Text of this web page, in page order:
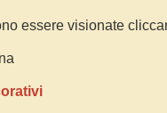
essere visionate